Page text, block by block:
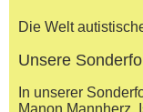
Die Welt
Unsere
In unserer
Manon Mannherz,